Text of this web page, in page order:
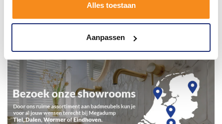
Alles toestaan
Aanpassen